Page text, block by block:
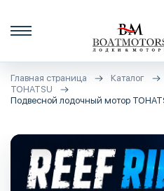
Главная страница Каталог
TOHATSU
Подвесной лодочный мотор